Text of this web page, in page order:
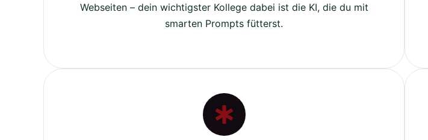
Webseiten – dein wichtigster Kollege dabei ist die KI, die du mit
smarten Prompts fütterst.